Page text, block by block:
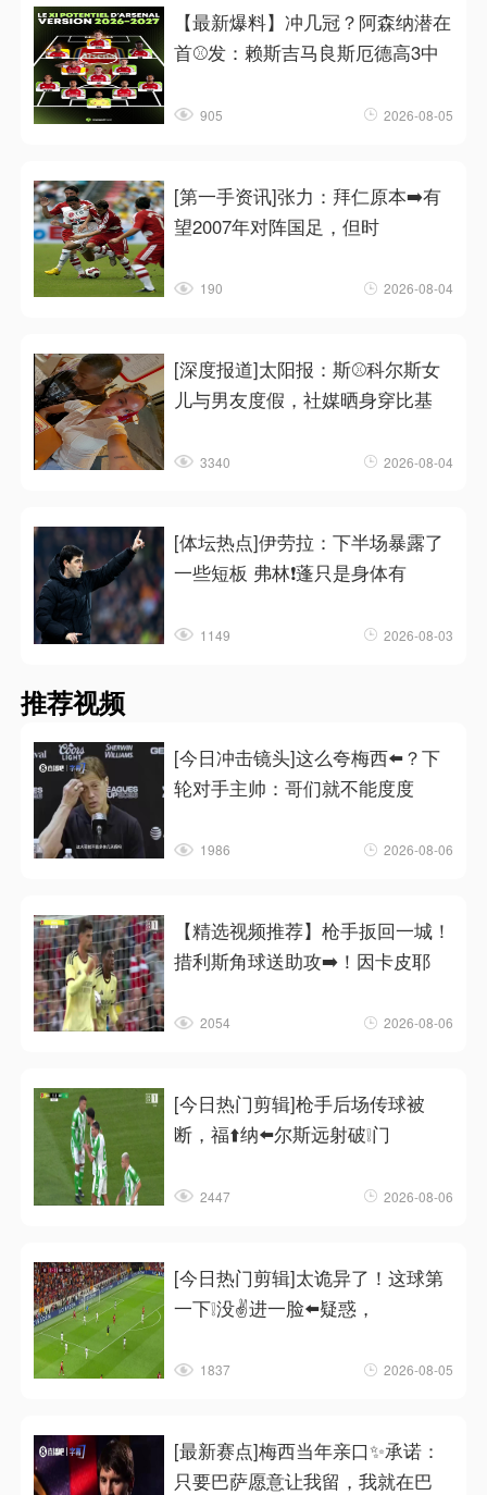
【最新爆料】冲几冠？阿森纳潜在
首⚾发：赖斯吉马良斯厄德高3中
905 2026-08-05
[第一手资讯]张力：拜仁原本➡️有
望2007年对阵国足，但时
190 2026-08-04
[深度报道]太阳报：斯⚾科尔斯女
儿与男友度假，社媒晒身穿比基
3340 2026-08-04
[体坛热点]伊劳拉：下半场暴露了
一些短板 弗林❗蓬只是身体有
1149 2026-08-03
推荐视频
[今日冲击镜头]这么夸梅西⬅️？下
轮对手主帅：哥们就不能度度
1986 2026-08-06
【精选视频推荐】枪手扳回一城！
措利斯角球送助攻➡️！因卡皮耶
2054 2026-08-06
[今日热门剪辑]枪手后场传球被
断，福⬆️纳⬅️尔斯远射破❕门
2447 2026-08-06
[今日热门剪辑]太诡异了！这球第
一下❕没✌️进一脸⬅️疑惑，
1837 2026-08-05
[最新赛点]梅西当年亲口✨承诺：
只要巴萨愿意让我留，我就在巴